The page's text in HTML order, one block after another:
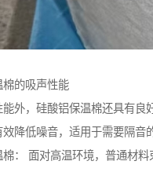
棉的吸声性能
能外，硅酸铝保温棉还具有良
降低噪音，适用于需要隔音
棉： 面对高温环境，普通材料